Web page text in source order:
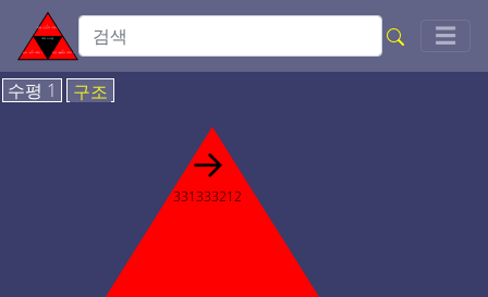
☰
수평 1 구조
→
331333212